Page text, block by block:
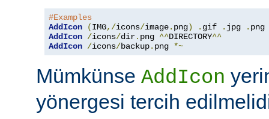
#Examples
AddIcon
(IMG,/icons/image. png) . gif . jpg .
AddIcon /icons/dir. png ^^DIRECTORY^^
AddIcon /icons/backup. png *~
Mümkünse AddIcon
yönergesi tercih